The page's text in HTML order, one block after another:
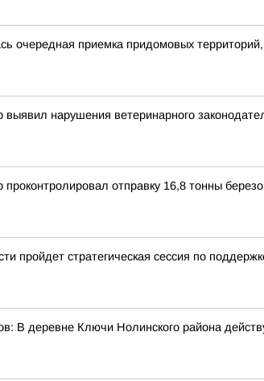
очередная приемка придомовых
выявил нарушения ветеринарного
проконтролировал отправку 16,8 тонны
пройдет стратегическая сессия по
В деревне Ключи Нолинского района